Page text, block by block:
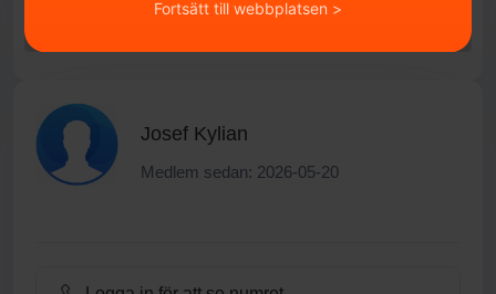
Josef Kylian
Medlem sedan: 2026-05-20
Fortsätt till webbplatsen >